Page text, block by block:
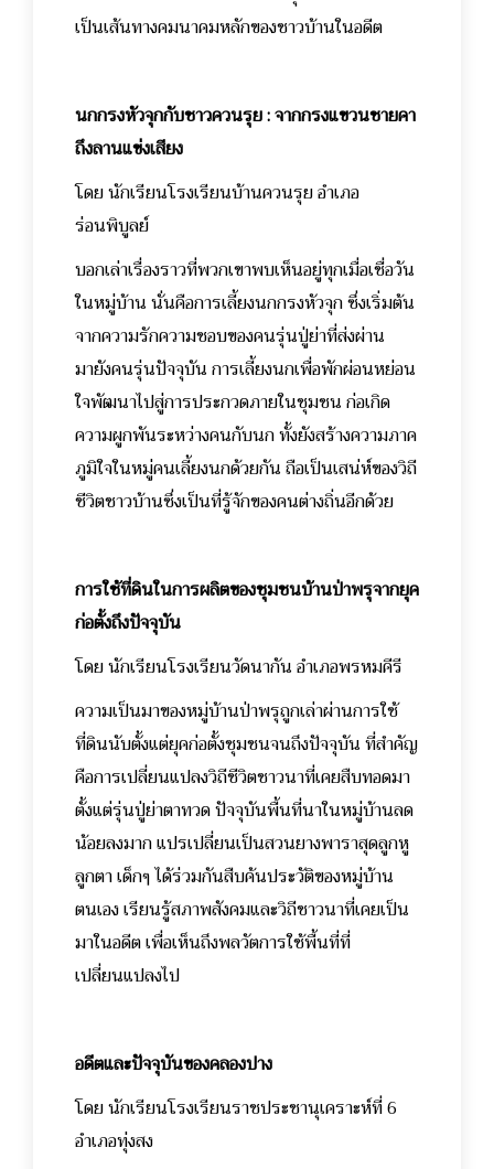
เป็นเส้นทางคมนาคมหลักของชาวบ้านในอดีต
นกกรงหัวจุกกับชาวควนรุย : จากกรงแขวนชายคา
ถึงลานแข่งเสียง
โดย นักเรียนโรงเรียนบ้านควนรุย อำเภอ
ร่อนพิบูลย์
บอกเล่าเรื่องราวที่พวกเขาพบเห็นอยู่ทุกเมื่อเชื่อวัน
ในหมู่บ้าน นั่นคือการเลี้ยงนกกรงหัวจุก ซึ่งเริ่มต้น
จากความรักความชอบของคนรุ่นปู่ย่าที่ส่งผ่าน
มายังคนรุ่นปัจจุบัน การเลี้ยงนกเพื่อพักผ่อนหย่อน
ใจพัฒนาไปสู่การประกวดภายในชุมชน ก่อเกิด
ความผูกพันระหว่างคนกับนก ทั้งยังสร้างความภาค
ภูมิใจในหมู่คนเลี้ยงนกด้วยกัน ถือเป็นเสน่ห์ของวิถี
ชีวิตชาวบ้านซึ่งเป็นที่รู้จักของคนต่างถิ่นอีกด้วย
การใช้ที่ดินในการผลิตของชุมชนบ้านป่าพรุจากยุค
ก่อตั้งถึงปัจจุบัน
โดย นักเรียนโรงเรียนวัดนากัน อำเภอพรหมคีรี
ความเป็นมาของหมู่บ้านป่าพรุถูกเล่าผ่านการใช้
ที่ดินนับตั้งแต่ยุคก่อตั้งชุมชนจนถึงปัจจุบัน ที่สำคัญ
คือการเปลี่ยนแปลงวิถีชีวิตชาวนาที่เคยสืบทอดมา
ตั้งแต่รุ่นปู่ย่าตาทวด ปัจจุบันพื้นที่นาในหมู่บ้านลด
น้อยลงมาก แปรเปลี่ยนเป็นสวนยางพาราสุดลูกหู
ลูกตา เด็กๆ ได้ร่วมกันสืบค้นประวัติของหมู่บ้าน
ตนเอง เรียนรู้สภาพสังคมและวิถีชาวนาที่เคยเป็น
มาในอดีต เพื่อเห็นถึงพลวัตการใช้พื้นที่ที่
เปลี่ยนแปลงไป
อดีตและปัจจุบันของคลองปาง
โดย นักเรียนโรงเรียนราชประชานุเคราะห์ที่ 6
อำเภอทุ่งสง